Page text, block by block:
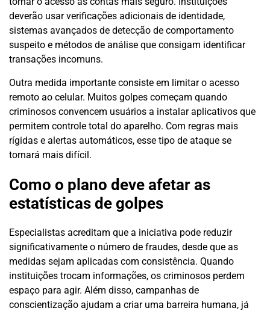
deverão usar verificações adicionais de identidade,
sistemas avançados de detecção de comportamento
suspeito e métodos de análise que consigam identificar
transações incomuns.
Outra medida importante consiste em limitar o acesso
remoto ao celular. Muitos golpes começam quando
criminosos convencem usuários a instalar aplicativos que
permitem controle total do aparelho. Com regras mais
rígidas e alertas automáticos, esse tipo de ataque se
tornará mais difícil.
Como o plano deve afetar as
estatísticas de golpes
Especialistas acreditam que a iniciativa pode reduzir
significativamente o número de fraudes, desde que as
medidas sejam aplicadas com consistência. Quando
instituições trocam informações, os criminosos perdem
espaço para agir. Além disso, campanhas de
conscientização ajudam a criar uma barreira humana, já